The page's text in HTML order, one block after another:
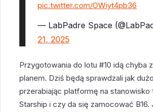
pic.twitter.com/OWiyt4pb36
— LabPadre Space
21, 2025
Przygotowania do lotu #10 idą chyba
planem. Dziś będą sprawdzali jak
przerabiając platformę na stanowisko
Starship i czy da się zamocować B16.